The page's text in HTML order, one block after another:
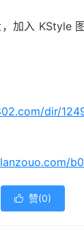
加入 KStyle
dir/
 赞(0)